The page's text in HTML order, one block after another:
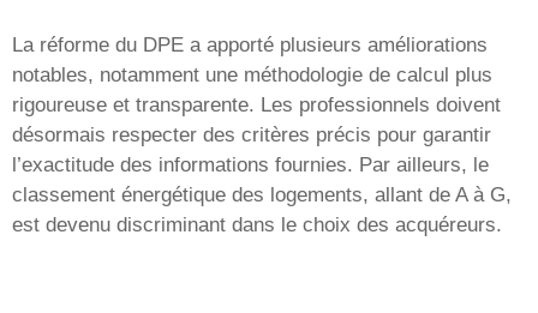
La réforme du DPE a apporté plusieurs améliorations
notables, notamment une méthodologie de calcul plus
rigoureuse et transparente. Les professionnels doivent
désormais respecter des critères précis pour garantir
l’exactitude des informations fournies. Par ailleurs, le
classement énergétique des logements, allant de A à G,
est devenu discriminant dans le choix des acquéreurs.